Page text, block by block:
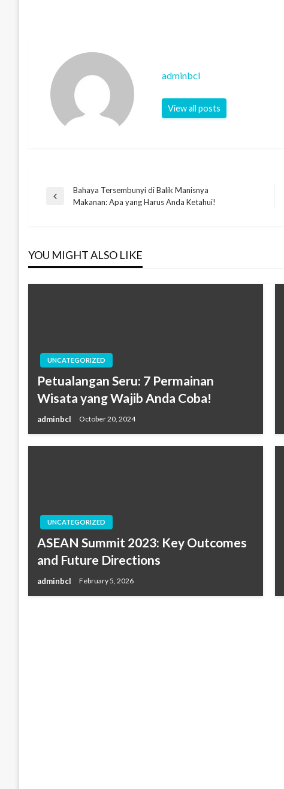
adminbcl
View all posts
Post
Previous
Bahaya Tersembunyi di Balik Manisnya
Makanan: Apa yang Harus Anda Ketahui!
YOU MIGHT ALSO LIKE
UNCATEGORIZED
Petualangan Seru: 7 Permainan
Wisata yang Wajib Anda Coba!
adminbcl October 20, 2024
UNCATEGORIZED
ASEAN Summit 2023: Key Outcomes
and Future Directions
adminbcl February 5, 2026